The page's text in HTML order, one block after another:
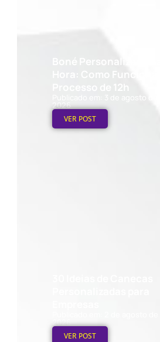
Boné Personalizado na
Hora: Como Funciona o
2026
VER POST
2026
VER POST